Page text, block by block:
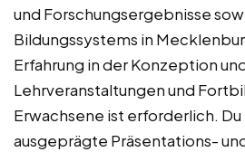
und Forschungsergebnisse
Bildungssystems in
Erfahrung in der Konzeption
Lehrveranstaltungen und
Erwachsene ist erforderlich.
ausgeprägte Präsentations-